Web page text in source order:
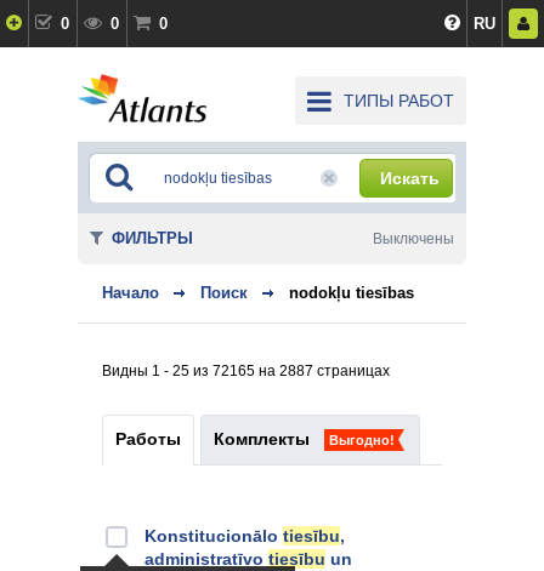
0 0 0 RU
ТИПЫ РАБОТ
Искать
Начало Поиск nodokļu tiesības
Видны 1 - 25 из 72165 на 2887 страницах
Работы Комплекты Выгодно!
Konstitucionālo tiesību,
administratīvo tiesību un
ФИЛЬТРЫ Выключены